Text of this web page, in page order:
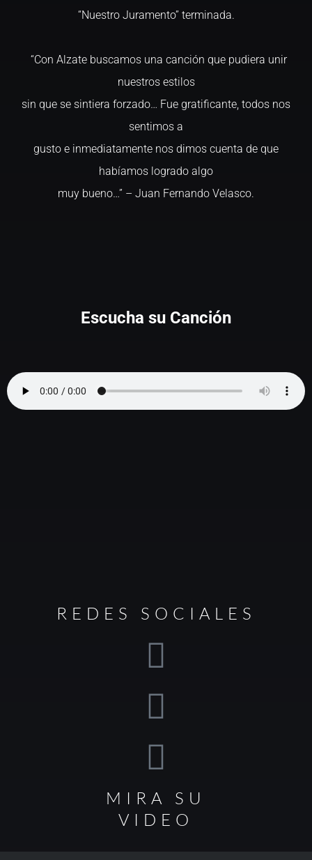
“Nuestro Juramento” terminada.
“Con Alzate buscamos una canción que pudiera unir
nuestros estilos
sin que se sintiera forzado… Fue gratificante, todos nos
sentimos a
gusto e inmediatamente nos dimos cuenta de que
habíamos logrado algo
muy bueno…” – Juan Fernando Velasco.
Escucha su Canción
REDES SOCIALES
MIRA SU
VIDEO